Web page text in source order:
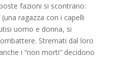
fazioni si scontrano:
ragazza con i capelli
uomo e donna, si
Stremati dal loro
i “non morti” decidono